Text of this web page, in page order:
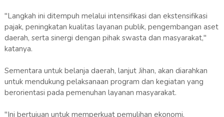
"Langkah ini ditempuh melalui intensifikasi dan ekstensifikasi
pajak, peningkatan kualitas layanan publik, pengembangan aset
daerah, serta sinergi dengan pihak swasta dan masyarakat,"
katanya.
Sementara untuk belanja daerah, lanjut Jihan, akan diarahkan
untuk mendukung pelaksanaan program dan kegiatan yang
berorientasi pada pemenuhan layanan masyarakat.
"Ini bertujuan untuk memperkuat pemulihan ekonomi,